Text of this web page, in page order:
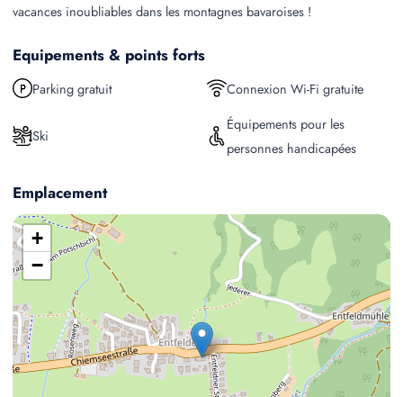
vacances inoubliables dans les montagnes bavaroises !
Equipements & points forts
Parking gratuit Connexion Wi-Fi gratuite
Ski
Équipements pour les
personnes handicapées
Emplacement
+
−